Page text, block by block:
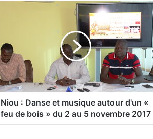
Niou : Danse et musique autour d'un «
feu de bois » du 2 au 5 novembre 2017